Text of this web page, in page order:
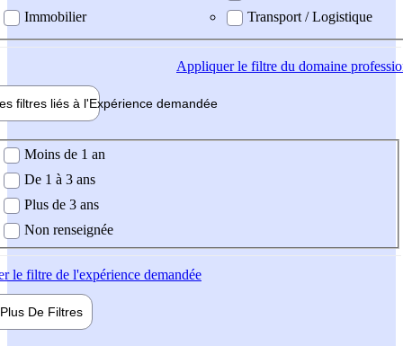
Immobilier
Transport / Logistique
Appliquerle filtre du domaine
filtres liés à l'Expérience demandée
demandée
Moins de 1 an
De 1 à 3 ans
Plus de 3 ans
Non renseignée
le filtre de l'expérience demandée
Plus De Filtres